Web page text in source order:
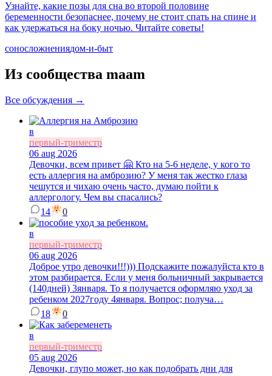
Узнайте, какие позы для сна во второй половине
беременности безопаснее, почему не стоит спать на спине и
как удержаться на боку ночью. Читайте советы!
соносложнениядом-и-быт
Из сообщества maam
Все обсуждения →
в
первый-триместр
06 aug 2026
Девочки, всем привет 🤗 Кто на 5-6 неделе, у кого то
есть аллергия на амброзию? У меня так жестко глаза
чешутся и чихаю очень часто, думаю пойти к
аллергологу. Чем вы спасались?
14
0
в
первый-триместр
06 aug 2026
Доброе утро девочки!!!))) Подскажите пожалуйста кто в
этом разбирается. Если у меня больничный закрывается
(140дней) 3января. То я получается оформляю уход за
ребенком 2027году 4января. Вопрос; получа…
18
0
в
первый-триместр
05 aug 2026
Девочки, глупо может, но как подобрать дни для